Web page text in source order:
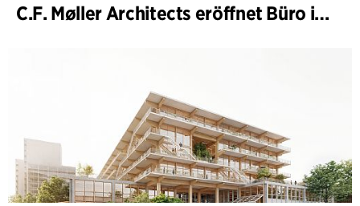
C.F. Møller Architects eröffnet Büro in Göteborg